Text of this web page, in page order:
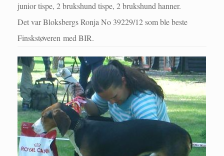
junior tispe, 2 brukshund tispe, 2 brukshund hanner.
Det var Bloksbergs Ronja No 39229/12 som ble beste
Finskstøveren med BIR.